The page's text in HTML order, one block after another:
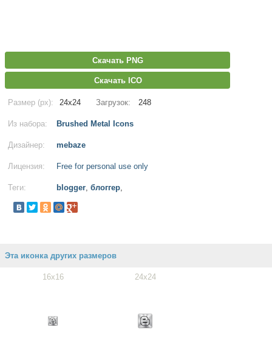
Скачать PNG
Скачать ICO
Размер (px): 24x24 Загрузок: 248
Из набора: Brushed Metal Icons
Дизайнер: mebaze
Лицензия: Free for personal use only
Теги: blogger, блоггер,
Эта иконка других размеров
16x16 24x24